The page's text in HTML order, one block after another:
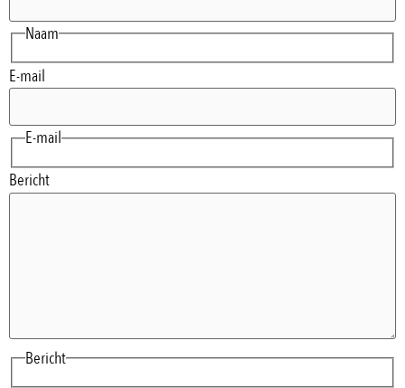
Naam
E-mail
E-mail
Bericht
Bericht